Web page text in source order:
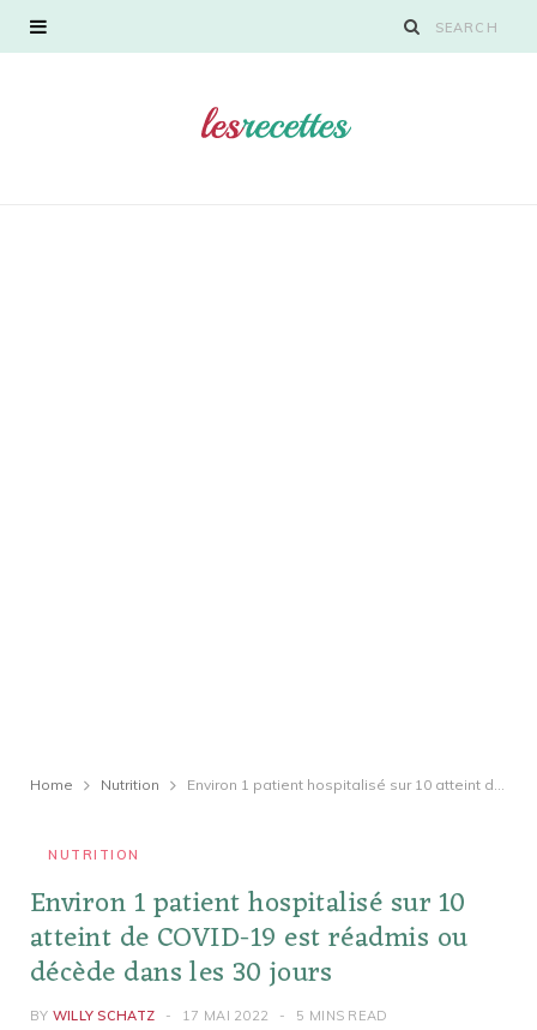
Home Nutrition Environ 1 patient hospitalisé sur 10 atteint de COVID-19 est réadmis ou décède dans les 30 jours
NUTRITION
Environ 1 patient hospitalisé sur 10
atteint de COVID-19 est réadmis ou
décède dans les 30 jours
BY WILLY SCHATZ 17 MAI 2022 5 MINS READ